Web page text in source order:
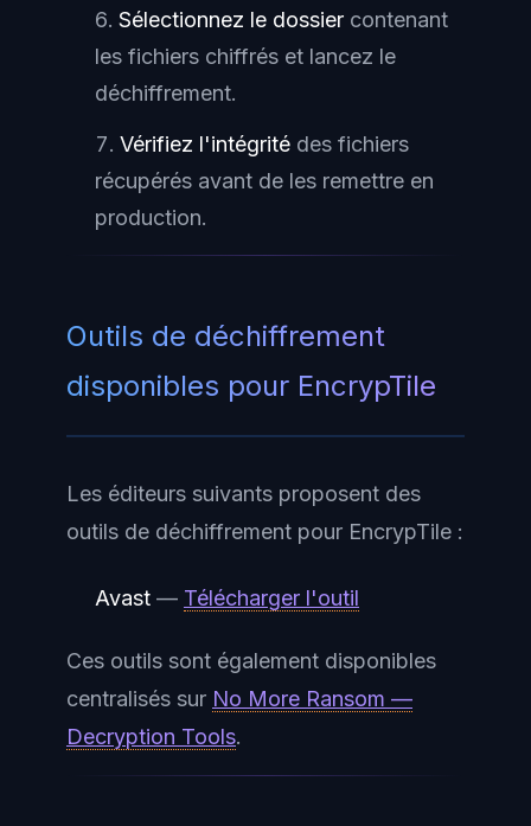
Sélectionnez le dossier contenant
les fichiers chiffrés et lancez le
déchiffrement.
Vérifiez l'intégrité des fichiers
récupérés avant de les remettre en
production.
Outils de déchiffrement
disponibles pour EncrypTile
Les éditeurs suivants proposent des
outils de déchiffrement pour EncrypTile :
Avast — Télécharger l'outil
Ces outils sont également disponibles
centralisés sur No More Ransom —
Decryption Tools.